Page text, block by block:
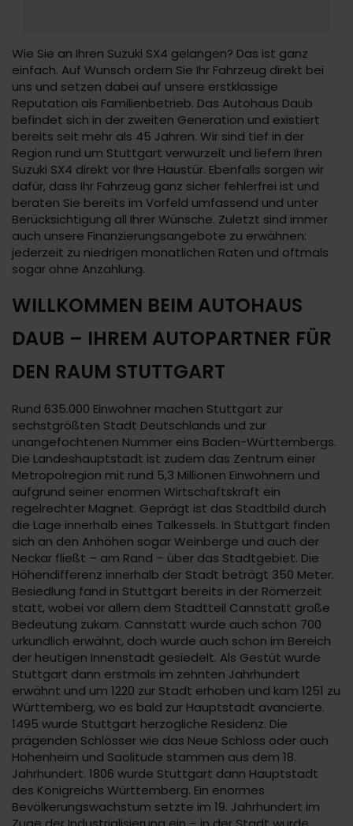
Wie Sie an Ihren Suzuki SX4 gelangen? Das ist ganz
einfach. Auf Wunsch ordern Sie Ihr Fahrzeug direkt bei
uns und setzen dabei auf unsere erstklassige
Reputation als Familienbetrieb. Das Autohaus Daub
befindet sich in der zweiten Generation und existiert
bereits seit mehr als 45 Jahren. Wir sind tief in der
Region rund um Stuttgart verwurzelt und liefern Ihren
Suzuki SX4 direkt vor Ihre Haustür. Ebenfalls sorgen wir
dafür, dass Ihr Fahrzeug ganz sicher fehlerfrei ist und
beraten Sie bereits im Vorfeld umfassend und unter
Berücksichtigung all Ihrer Wünsche. Zuletzt sind immer
auch unsere Finanzierungsangebote zu erwähnen:
jederzeit zu niedrigen monatlichen Raten und oftmals
sogar ohne Anzahlung.
WILLKOMMEN BEIM AUTOHAUS
DAUB – IHREM AUTOPARTNER FÜR
DEN RAUM STUTTGART
Rund 635.000 Einwohner machen Stuttgart zur
sechstgrößten Stadt Deutschlands und zur
unangefochtenen Nummer eins Baden-Württembergs.
Die Landeshauptstadt ist zudem das Zentrum einer
Metropolregion mit rund 5,3 Millionen Einwohnern und
aufgrund seiner enormen Wirtschaftskraft ein
regelrechter Magnet. Geprägt ist das Stadtbild durch
die Lage innerhalb eines Talkessels. In Stuttgart finden
sich an den Anhöhen sogar Weinberge und auch der
Neckar fließt – am Rand – über das Stadtgebiet. Die
Höhendifferenz innerhalb der Stadt beträgt 350 Meter.
Besiedlung fand in Stuttgart bereits in der Römerzeit
statt, wobei vor allem dem Stadtteil Cannstatt große
Bedeutung zukam. Cannstatt wurde auch schon 700
urkundlich erwähnt, doch wurde auch schon im Bereich
der heutigen Innenstadt gesiedelt. Als Gestüt wurde
Stuttgart dann erstmals im zehnten Jahrhundert
erwähnt und um 1220 zur Stadt erhoben und kam 1251 zu
Württemberg, wo es bald zur Hauptstadt avancierte.
1495 wurde Stuttgart herzogliche Residenz. Die
prägenden Schlösser wie das Neue Schloss oder auch
Hohenheim und Saolitude stammen aus dem 18.
Jahrhundert. 1806 wurde Stuttgart dann Hauptstadt
des Königreichs Württemberg. Ein enormes
Bevölkerungswachstum setzte im 19. Jahrhundert im